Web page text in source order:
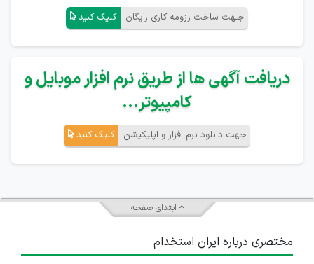
جـهت ساخت رزومه کاری رایگان کلیک کنید
دریافت آگهی ها از طریق نرم افزار موبایل و
کامپیوتر...
جهت دانلود نرم افزار و اپلیکیشن کلیک کنید
ابتدای صفحه
مختصری درباره ایران استخدام